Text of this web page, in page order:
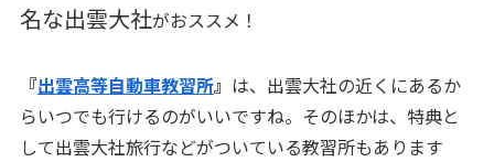
名な出雲大社がおススメ！
『出雲高等自動車教習所』 は、出雲大社の近くにあるか
らいつでも行けるのがいいですね。そのほかは、特典と
して出雲大社旅行などがついている教習所もあります